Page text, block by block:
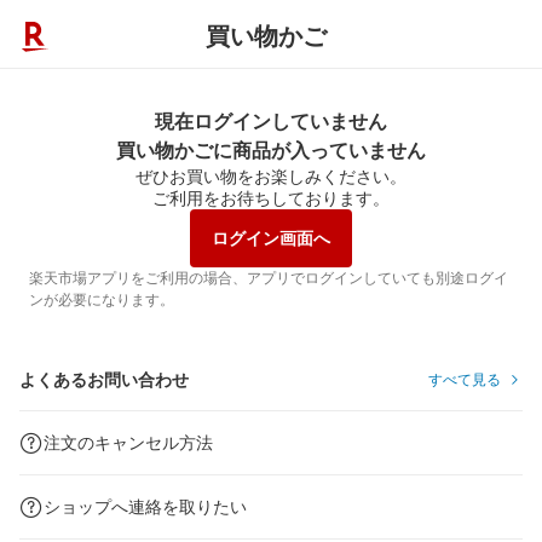
買い物かご
現在ログインしていません
買い物かごに商品が入っていません
ぜひお買い物をお楽しみください。
ご利用をお待ちしております。
ログイン画面へ
楽天市場アプリをご利用の場合、アプリでログインしていても別途ログイ
ンが必要になります。
よくあるお問い合わせ すべて見る
注文のキャンセル方法
ショップへ連絡を取りたい